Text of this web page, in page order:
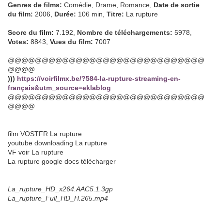
Genres de films: Comédie, Drame, Romance, Date de sortie
du film: 2006, Durée: 106 min, Titre: La rupture
Score du film: 7.192, Nombre de téléchargements: 5978,
Votes: 8843, Vues du film: 7007
@@@@@@@@@@@@@@@@@@@@@@@@@@@@@
@@@@
))) https://voirfilmx.be/?584-la-rupture-streaming-en-
français&utm_source=eklablog
@@@@@@@@@@@@@@@@@@@@@@@@@@@@@
@@@@
film VOSTFR La rupture
youtube downloading La rupture
VF voir La rupture
La rupture google docs télécharger
La_rupture_HD_x264.AAC5.1.3gp
La_rupture_Full_HD_H.265.mp4